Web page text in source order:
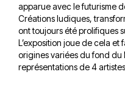
apparue avec le futurisme
Créations ludiques,
ont toujours été prolifiques
L’exposition joue de cela
origines variées du fond du
représentations de 4